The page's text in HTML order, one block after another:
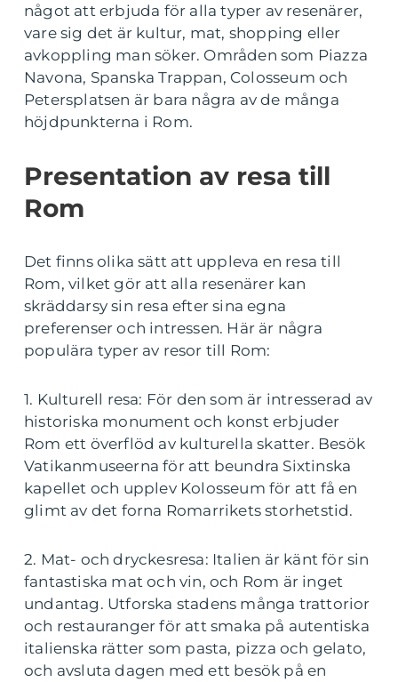
något att erbjuda för alla typer av resenärer,
vare sig det är kultur, mat, shopping eller
avkoppling man söker. Områden som Piazza
Navona, Spanska Trappan, Colosseum och
Petersplatsen är bara några av de många
höjdpunkterna i Rom.
Presentation av resa till
Rom
Det finns olika sätt att uppleva en resa till
Rom, vilket gör att alla resenärer kan
skräddarsy sin resa efter sina egna
preferenser och intressen. Här är några
populära typer av resor till Rom:
1. Kulturell resa: För den som är intresserad av
historiska monument och konst erbjuder
Rom ett överflöd av kulturella skatter. Besök
Vatikanmuseerna för att beundra Sixtinska
kapellet och upplev Kolosseum för att få en
glimt av det forna Romarrikets storhetstid.
2. Mat- och dryckesresa: Italien är känt för sin
fantastiska mat och vin, och Rom är inget
undantag. Utforska stadens många trattorior
och restauranger för att smaka på autentiska
italienska rätter som pasta, pizza och gelato,
och avsluta dagen med ett besök på en